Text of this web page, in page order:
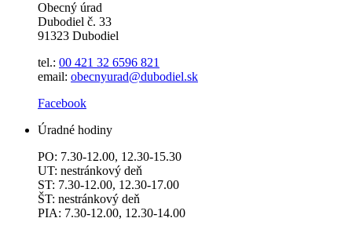
Obecný úrad
Dubodiel č. 33
91323 Dubodiel
tel.: 00 421 32 6596 821
email: obecnyurad@dubodiel.sk
Facebook
Úradné hodiny
PO: 7.30-12.00, 12.30-15.30
UT: nestránkový deň
ST: 7.30-12.00, 12.30-17.00
ŠT: nestránkový deň
PIA: 7.30-12.00, 12.30-14.00